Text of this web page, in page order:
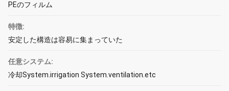
PEのフィルム
特徴:
安定した構造は容易に集まっていた
任意システム:
冷却System.irrigation System.ventilation.etc